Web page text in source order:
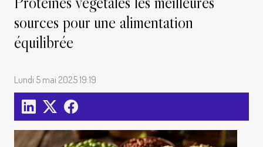
sources pour une alimentation
équilibrée
Lundi 5 mai 2025 19:19